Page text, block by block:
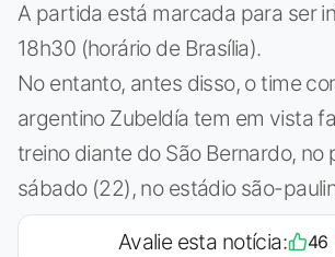
A partida está marcada para ser
18h30 (horário de Brasília).
No entanto, antes disso, o time
argentino Zubeldía tem em vista
treino diante do São Bernardo, no
sábado (22), no estádio são-
Avalie esta notícia: 46